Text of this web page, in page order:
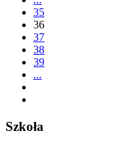
35
36
37
38
39
...
Szkoła